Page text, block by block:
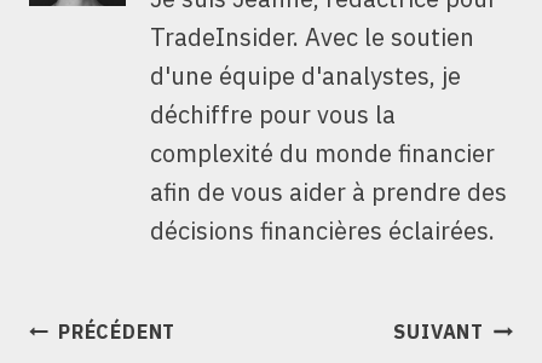
TradeInsider. Avec le soutien
d'une équipe d'analystes, je
déchiffre pour vous la
complexité du monde financier
afin de vous aider à prendre des
décisions financières éclairées.
NAVIGATION
PRÉCÉDENT SUIVANT